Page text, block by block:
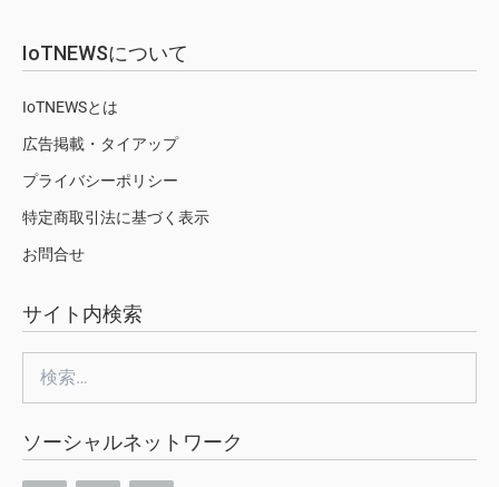
IoTNEWSについて
IoTNEWSとは
広告掲載・タイアップ
プライバシーポリシー
特定商取引法に基づく表示
お問合せ
サイト内検索
索:
ソーシャルネットワーク